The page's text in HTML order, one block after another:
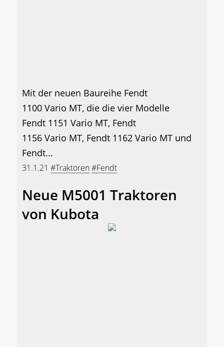
Mit der neuen Baureihe Fendt
1100 Vario MT, die die vier Modelle
Fendt 1151 Vario MT, Fendt
1156 Vario MT, Fendt 1162 Vario MT und
Fendt...
31.1.21 #Traktoren#Fendt
Neue M5001 Traktoren
von Kubota